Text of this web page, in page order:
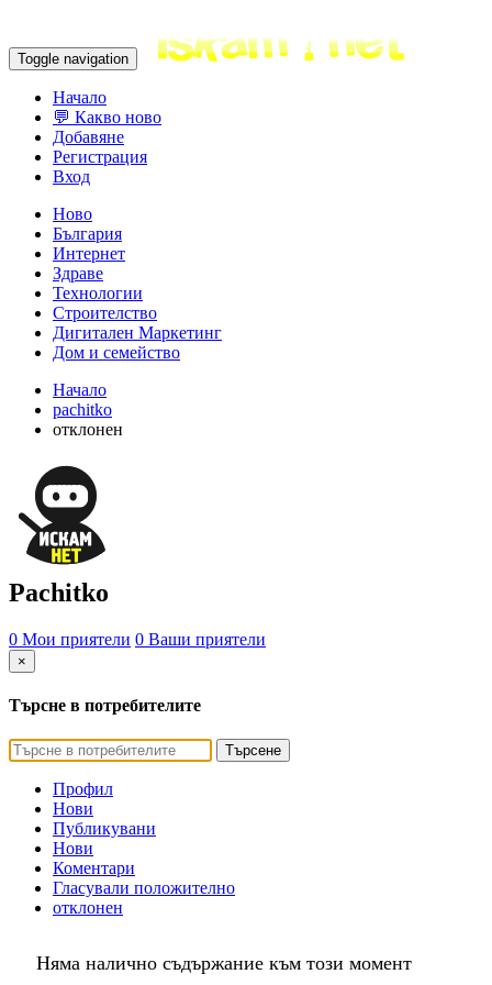
Toggle navigation
Начало
💬 Какво ново
Добавяне
Регистрация
Вход
Ново
България
Интернет
Здраве
Технологии
Строителство
Дигитален Маркетинг
Дом и семейство
Начало
pachitko
отклонен
Pachitko
0 Мои приятели 0 Ваши приятели
×
Търсне в потребителите
Търсене
Профил
Нови
Публикувани
Нови
Коментари
Гласували положително
отклонен
Няма налично съдържание към този момент